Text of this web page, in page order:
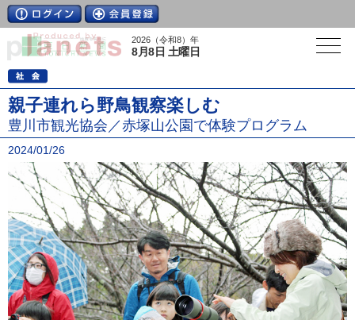
2026（令和8）年
8月8日 土曜日
親子連れら野鳥観察楽しむ
豊川市観光協会／赤塚山公園で体験プログラム
2024/01/26